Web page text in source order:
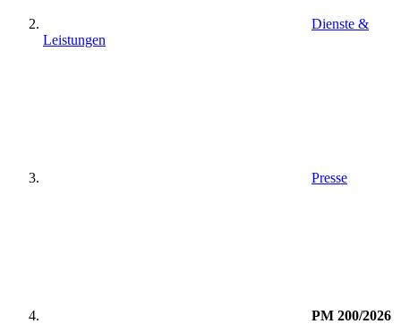
Dienste &
Leistungen
Presse
PM 200/2026